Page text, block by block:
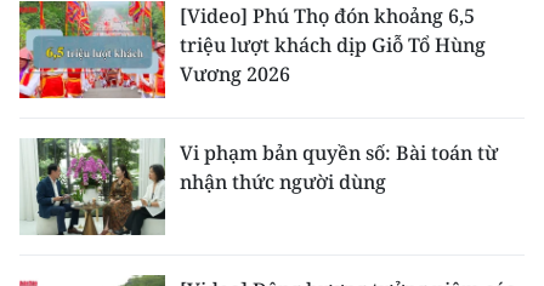
[Video] Phú Thọ đón khoảng 6,5
triệu lượt khách dịp Giỗ Tổ Hùng
Vương 2026
Vi phạm bản quyền số: Bài toán từ
nhận thức người dùng